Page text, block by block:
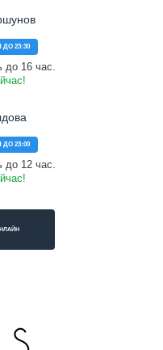
23:30
до 16 час.
23:00
до 12 час.